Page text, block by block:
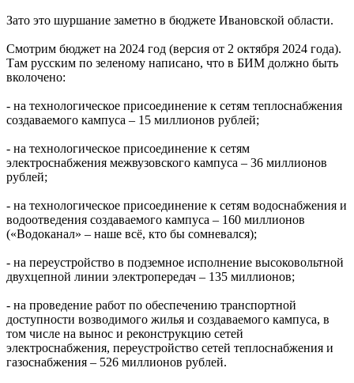
Зато это шуршание заметно в бюджете Ивановской области.
Смотрим бюджет на 2024 год (версия от 2 октября 2024 года).
Там русским по зеленому написано, что в БИМ должно быть
вколочено:
- на технологическое присоединение к сетям теплоснабжения
создаваемого кампуса – 15 миллионов рублей;
- на технологическое присоединение к сетям
электроснабжения межвузовского кампуса – 36 миллионов
рублей;
- на технологическое присоединение к сетям водоснабжения и
водоотведения создаваемого кампуса – 160 миллионов
(«Водоканал» – наше всё, кто бы сомневался);
- на переустройство в подземное исполнение высоковольтной
двухцепной линии электропередач – 135 миллионов;
- на проведение работ по обеспечению транспортной
доступности возводимого жилья и создаваемого кампуса, в
том числе на вынос и реконструкцию сетей
электроснабжения, переустройство сетей теплоснабжения и
газоснабжения – 526 миллионов рублей.